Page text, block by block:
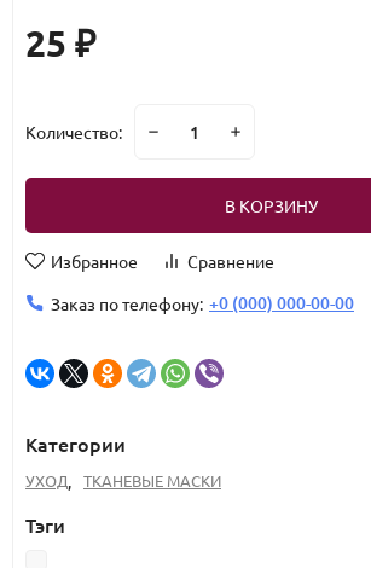
25 ₽
Количество:
В КОРЗИНУ
Избранное
Сравнение
Заказ по телефону: +0 (000) 000-00-00
Категории
УХОД, ТКАНЕВЫЕ МАСКИ
Тэги